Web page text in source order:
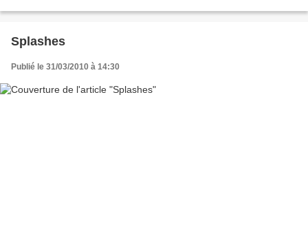
Splashes
Publié le 31/03/2010 à 14:30